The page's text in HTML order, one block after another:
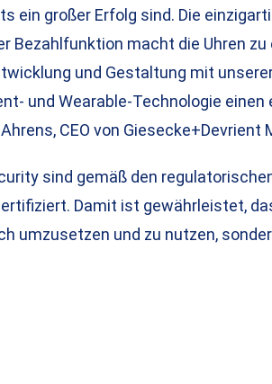
ein großer Erfolg sind. Die
Bezahlfunktion macht die Uhren
und Gestaltung mit
und Wearable-Technologie
CEO von Giesecke+Devrient
sind gemäß den
Damit ist gewährleistet,
umzusetzen und zu nutzen,